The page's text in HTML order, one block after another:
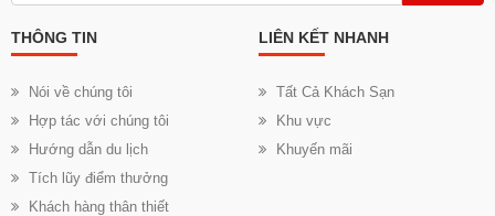
THÔNG TIN
Nói về chúng tôi
Hợp tác với chúng tôi
Hướng dẫn du lịch
Tích lũy điểm thưởng
Khách hàng thân thiết
LIÊN KẾT NHANH
Tất Cả Khách Sạn
Khu vực
Khuyến mãi